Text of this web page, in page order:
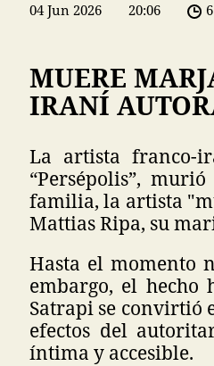
04 Jun 2026 20:06
MUERE
IRANÍ
La artista franco-
“Persépolis”,
familia, la artista
Mattias Ripa, su
Hasta el momento
embargo, el
Satrapi se convirtió
efectos del
íntima y accesible.